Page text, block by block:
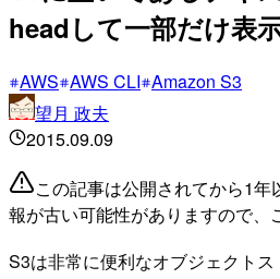
headして一部だけ表
AWS AWS CLI Amazon S3
望月 政夫
2015.09.09
この記事は公開されてから1
報が古い可能性がありますので、
S3は非常に便利なオブジェクト